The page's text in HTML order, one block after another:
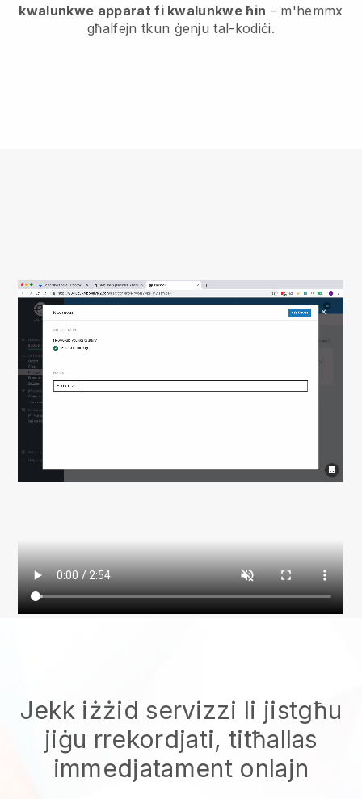
kwalunkwe apparat fi kwalunkwe ħin - m'hemmx
għalfejn tkun ġenju tal-kodiċi.
Jekk iżżid servizzi li jistgħu
jiġu rrekordjati, titħallas
immedjatament onlajn